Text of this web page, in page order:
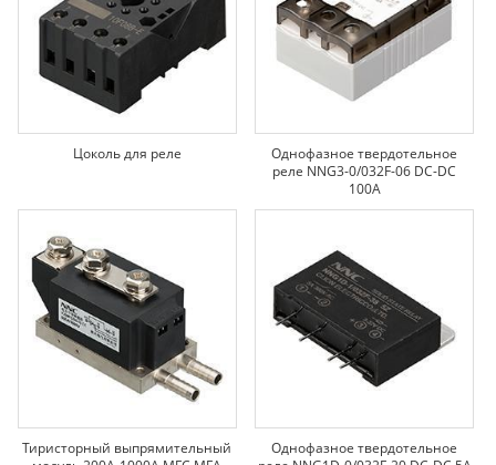
Цоколь для реле
Однофазное твердотельное
реле NNG3-0/032F-06 DC-DC
100A
Тиристорный выпрямительный
Однофазное твердотельное